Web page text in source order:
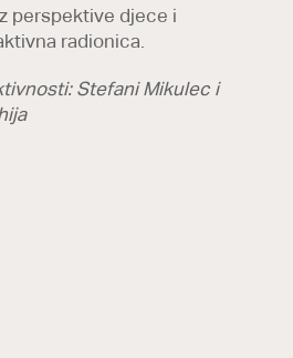
perspektive djece i
radionica.
Stefani Mikulec i